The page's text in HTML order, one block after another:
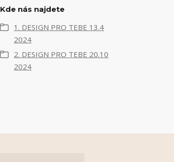
Kde nás najdete
1. DESIGN PRO TEBE 13.4
2024
2. DESIGN PRO TEBE 20.10
2024